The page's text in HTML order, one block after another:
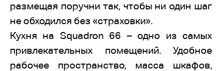
размещая поручни так, чтобы ни один шаг
не обходился без «страховки».
Кухня на Squadron 66 – одно из самых
привлекательных помещений. Удобное
рабочее пространство, масса шкафов,